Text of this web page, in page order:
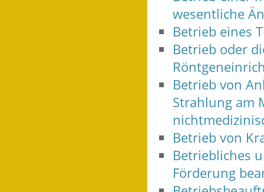
wesentliche
Betrieb eines
Betrieb oder
Betrieb von
Strahlung am
Betrieb von
Betriebliches
Förderung